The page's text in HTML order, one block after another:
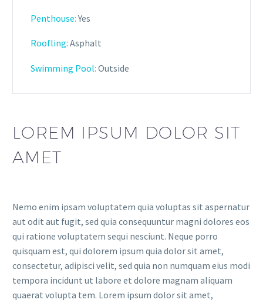
Penthouse:Yes
Roofling: Asphalt
Swimming Pool: Outside
LOREM IPSUM DOLOR SIT
AMET
Nemo enim ipsam voluptatem quia voluptas sit aspernatur
aut odit aut fugit, sed quia consequuntur magni dolores eos
qui ratione voluptatem sequi nesciunt. Neque porro
quisquam est, qui dolorem ipsum quia dolor sit amet,
consectetur, adipisci velit, sed quia non numquam eius modi
tempora incidunt ut labore et dolore magnam aliquam
quaerat volupta tem. Lorem ipsum dolor sit amet,